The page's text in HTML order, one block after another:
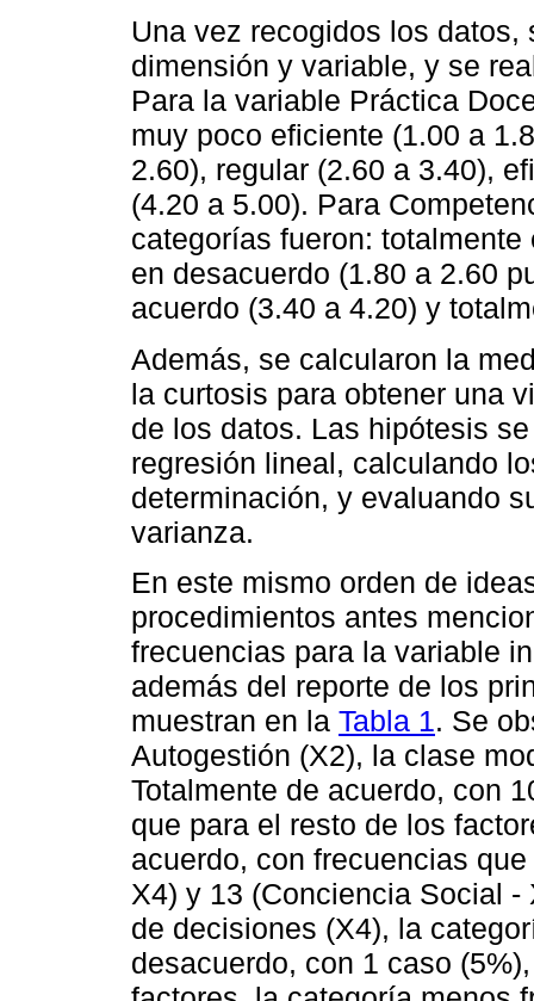
Una vez recogidos los
dimensión y variable, y se
Para la variable Práctica
muy poco eficiente (1.00 a
2.60), regular (2.60 a 3.40),
(4.20 a 5.00). Para
categorías fueron:
en desacuerdo (1.80 a 2.60
acuerdo (3.40 a 4.20) y
Además, se calcularon la
la curtosis para obtener una
de los datos. Las hipótesis
regresión lineal, calculando
determinación, y evaluando
varianza.
En este mismo orden de
procedimientos antes
frecuencias para la variable
además del reporte de los
muestran en la Tabla 1. Se
Autogestión (X2), la clase
Totalmente de acuerdo, con
que para el resto de los
acuerdo, con frecuencias
X4) y 13 (Conciencia Social
de decisiones (X4), la
desacuerdo, con 1 caso